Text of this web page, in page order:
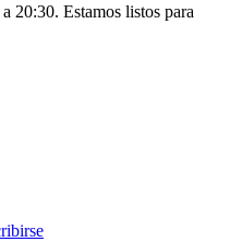
20:30. Estamos listos para